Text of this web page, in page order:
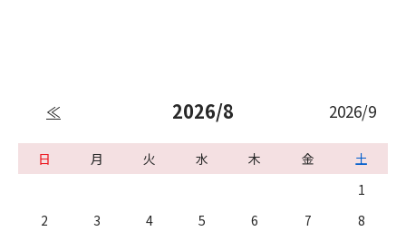
≪ 2026/8 2026/9
日 月 火 水 木 金
土
1
2
3 4 5 6 7
8